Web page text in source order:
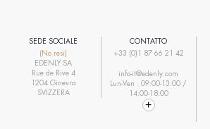
SEDE SOCIALE
(No resi)
EDENLY SA
Rue de Rive 4
1204 Ginevra
SVIZZERA
CONTATTO
+33 (0)1 87 66 21 42
info-it@edenly.com
Lun-Ven : 09:00-13:00 /
14:00-18:00